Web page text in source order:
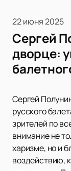
22 июня 2025
Сергей
дворце:
Сергей
русского
зрителей по
внимание не
харизме, но и
воздействию,